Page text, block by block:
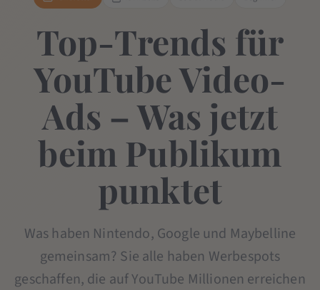
Top-Trends für
YouTube Video-
Ads – Was jetzt
beim Publikum
punktet
Was haben Nintendo, Google und Maybelline
gemeinsam? Sie alle haben Werbespots
geschaffen, die auf YouTube Millionen erreichen